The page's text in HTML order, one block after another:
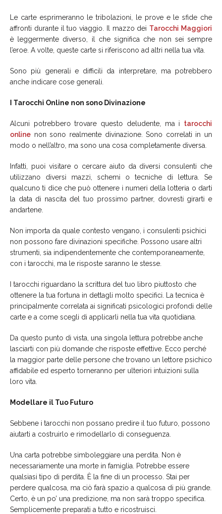
Le carte esprimeranno le tribolazioni, le prove e le sfide che
affronti durante il tuo viaggio. Il mazzo dei Tarocchi Maggiori
è leggermente diverso, il che significa che non sei sempre
l’eroe. A volte, queste carte si riferiscono ad altri nella tua vita.
Sono più generali e difficili da interpretare, ma potrebbero
anche indicare cose generali.
I Tarocchi Online non sono Divinazione
Alcuni potrebbero trovare questo deludente, ma i tarocchi
online non sono realmente divinazione. Sono correlati in un
modo o nell’altro, ma sono una cosa completamente diversa.
Infatti, puoi visitare o cercare aiuto da diversi consulenti che
utilizzano diversi mazzi, schemi o tecniche di lettura. Se
qualcuno ti dice che può ottenere i numeri della lotteria o darti
la data di nascita del tuo prossimo partner, dovresti girarti e
andartene.
Non importa da quale contesto vengano, i consulenti psichici
non possono fare divinazioni specifiche. Possono usare altri
strumenti, sia indipendentemente che contemporaneamente,
con i tarocchi, ma le risposte saranno le stesse.
I tarocchi riguardano la scrittura del tuo libro piuttosto che
ottenere la tua fortuna in dettagli molto specifici. La tecnica è
principalmente correlata ai significati psicologici profondi delle
carte e a come scegli di applicarli nella tua vita quotidiana.
Da questo punto di vista, una singola lettura potrebbe anche
lasciarti con più domande che risposte effettive. Ecco perché
la maggior parte delle persone che trovano un lettore psichico
affidabile ed esperto torneranno per ulteriori intuizioni sulla
loro vita.
Modellare il Tuo Futuro
Sebbene i tarocchi non possano predire il tuo futuro, possono
aiutarti a costruirlo e rimodellarlo di conseguenza.
Una carta potrebbe simboleggiare una perdita. Non è
necessariamente una morte in famiglia. Potrebbe essere
qualsiasi tipo di perdita. È la fine di un processo. Stai per
perdere qualcosa, ma ciò farà spazio a qualcosa di più grande.
Certo, è un po’ una predizione, ma non sarà troppo specifica.
Semplicemente preparati a tutto e ricostruisci.